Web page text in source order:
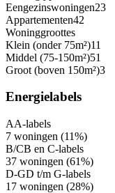
Eengezinswoningen23
Appartementen42
Woninggroottes
Klein (onder 75m²)11
Middel (75-150m²)51
Groot (boven 150m²)3
Energielabels
AA-labels
7 woningen (11%)
B/CB en C-labels
37 woningen (61%)
D-GD t/m G-labels
17 woningen (28%)